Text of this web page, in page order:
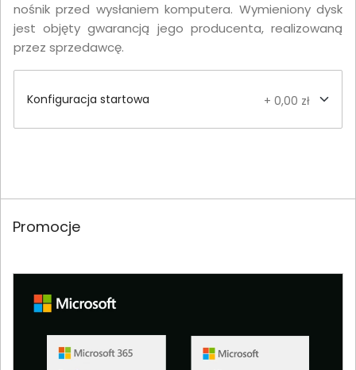
nośnik przed wysłaniem komputera. Wymieniony dysk
jest objęty gwarancją jego producenta, realizowaną
przez sprzedawcę.
Konfiguracja startowa + 0,00 zł
Promocje